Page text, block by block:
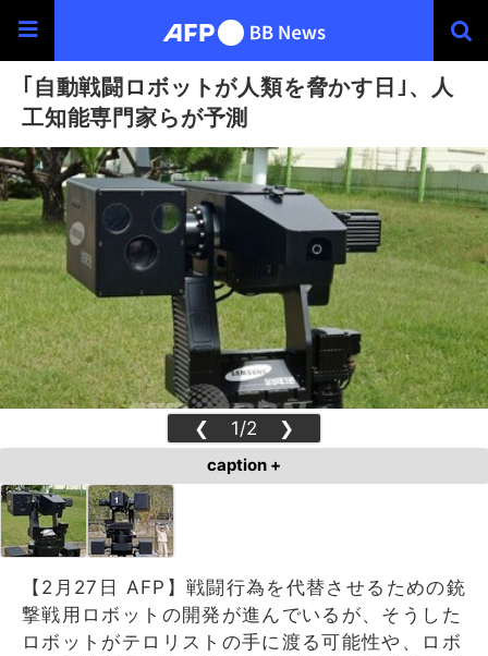
｢自動戦闘ロボットが人類を脅かす日｣、人
工知能専門家らが予測
❮ 1/2 ❯
caption +
【2月27日 AFP】戦闘行為を代替させるための銃
撃戦用ロボットの開発が進んでいるが、そうした
ロボットがテロリストの手に渡る可能性や、ロボ